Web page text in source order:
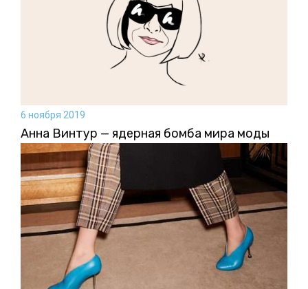
6 ноября 2019
Анна Винтур — ядерная бомба мира моды